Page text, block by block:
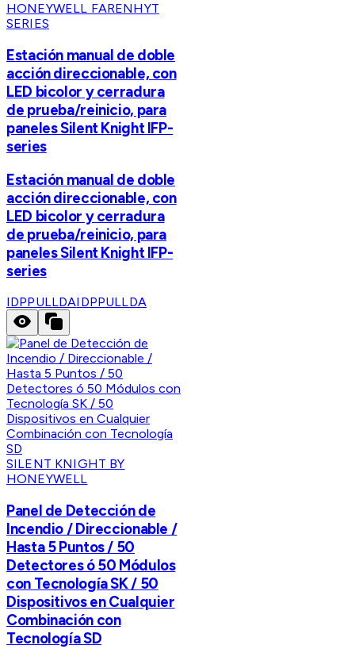
HONEYWELL FARENHYT
SERIES
Estación manual de doble
acción direccionable, con
LED bicolor y cerradura
de prueba/reinicio, para
paneles Silent Knight IFP-
series
Estación manual de doble
acción direccionable, con
LED bicolor y cerradura
de prueba/reinicio, para
paneles Silent Knight IFP-
series
IDPPULLDAIDPPULLDA
SILENT KNIGHT BY
HONEYWELL
Panel de Detección de
Incendio / Direccionable /
Hasta 5 Puntos / 50
Detectores ó 50 Módulos
con Tecnología SK / 50
Dispositivos en Cualquier
Combinación con
Tecnología SD